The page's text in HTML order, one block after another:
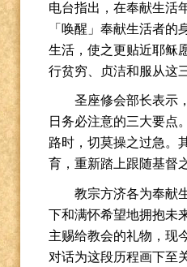
电台指出，在奉献生活
「唤醒」奉献生活者
生活，使之更贴近耶稣
行贫穷、贞洁和服从这
圣座修会部长表示
日务必注意的三大要点
路时，切莫操之过急。
育，重新踏上跟随基督
教宗方济各为奉献
下和满怀希望地拥抱未
主赐给教会的礼物，现
对话为这段历程画下至